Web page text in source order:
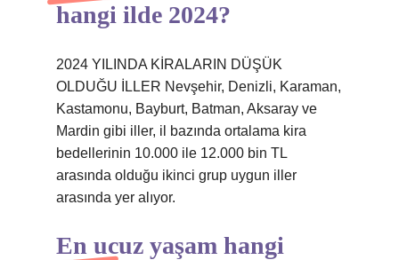
hangi ilde 2024?
2024 YILINDA KİRALARIN DÜŞÜK
OLDUĞU İLLER Nevşehir, Denizli, Karaman,
Kastamonu, Bayburt, Batman, Aksaray ve
Mardin gibi iller, il bazında ortalama kira
bedellerinin 10.000 ile 12.000 bin TL
arasında olduğu ikinci grup uygun iller
arasında yer alıyor.
En ucuz yaşam hangi